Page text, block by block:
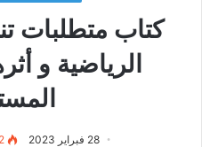
كتاب متطلبات
الرياضية و
28 فبراير 2023